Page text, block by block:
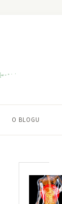
O BLOGU